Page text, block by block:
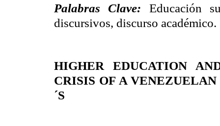
Palabras Clave: Educación
discursivos, discurso académico.
HIGHER EDUCATION
CRISIS OF A
´S